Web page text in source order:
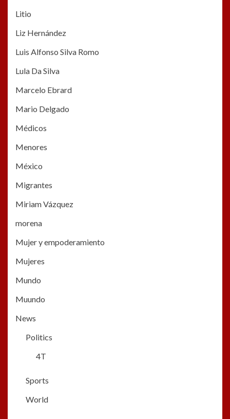
Litio
Liz Hernández
Luis Alfonso Silva Romo
Lula Da Silva
Marcelo Ebrard
Mario Delgado
Médicos
Menores
México
Migrantes
Miriam Vázquez
morena
Mujer y empoderamiento
Mujeres
Mundo
Muundo
News
Politics
4T
Sports
World